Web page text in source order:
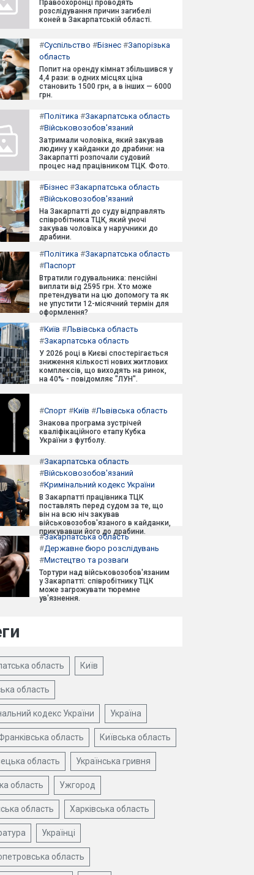
Правоохоронці проводять
розслідування причин загибелі
коней в Закарпатській області.
#Суспільство #Бізнес #Запорізька
область
Попит на оренду кімнат збільшився у
4,4 рази: в одних місцях ціна
становить 1500 грн, а в інших — 6000
грн.
#Політика #Закарпатська область
#Військовозобов'язаний
Затримали чоловіка, який закував
людину у кайданки до драбини: на
Закарпатті розпочали судовий
процес над працівником ТЦК. Фото.
#Бізнес #Закарпатська область
#Військовозобов'язаний
На Закарпатті до суду відправлять
співробітника ТЦК, який уночі
закував чоловіка у наручники до
драбини.
#Політика #Закарпатська область
#Паспорт
Втратили годувальника: пенсійні
виплати від 2595 грн. Хто може
претендувати на цю допомогу та як
не упустити 12-місячний термін для
оформлення?
#Київ #Львівська область
#Закарпатська область
У 2026 році в Києві спостерігається
зниження кількості нових житлових
комплексів, що виходять на ринок,
на 40% - повідомляє "ЛУН".
#Спорт #Київ #Львівська область
Знакова програма зустрічей
кваліфікаційного етапу Кубка
України з футболу.
#Закарпатська область
#Військовозобов'язаний
#Кримінальний кодекс України
В Закарпатті працівника ТЦК
поставлять перед судом за те, що
він на всю ніч закував
військовозобов'язаного в кайданки,
прикувавши його до драбини.
#Закарпатська область
#Державне бюро розслідувань
#Мистецтво та розваги
Тортури над військовозобов'язаним
у Закарпатті: співробітнику ТЦК
може загрожувати тюремне
ув'язнення.
область Київ
область
кодекс України Україна
область Київська область
область Українська гривня
область Ужгород
область Харківська область
Українці
область